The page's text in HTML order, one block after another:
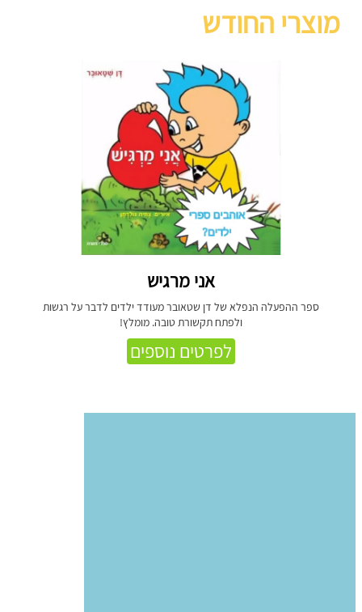
מוצרי החודש
אני מרגיש
ספר ההפעלה הנפלא של דן שטאובר מעודד ילדים לדבר על רגשות
ולפתח תקשורת טובה. מומלץ!
לפרטים נוספים